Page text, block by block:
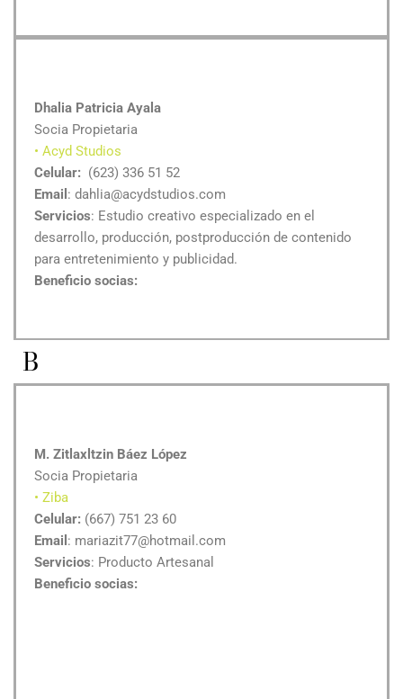
Dhalia Patricia Ayala
Socia Propietaria
• Acyd Studios
Celular: (623) 336 51 52
Email : dahlia@acydstudios.com
Servicios: Estudio creativo especializado en el
desarrollo, producción, postproducción de contenido
para entretenimiento y publicidad.
Beneficio socias:
B
M. Zitlaxltzin Báez López
Socia Propietaria
• Ziba
Celular: (667) 751 23 60
Email : mariazit77@hotmail.com
Servicios: Producto Artesanal
Beneficio socias: